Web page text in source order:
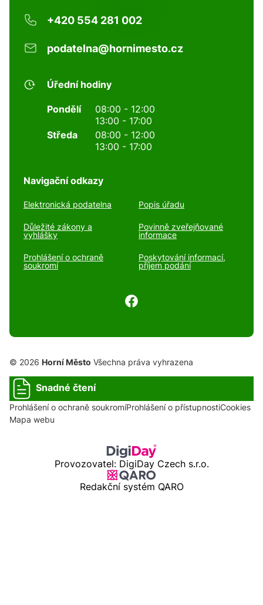
+420 554 281 002
podatelna@hornimesto.cz
Úřední hodiny
Pondělí
08:00 - 12:00
13:00 - 17:00
Středa
08:00 - 12:00
13:00 - 17:00
Navigační odkazy
Elektronická podatelna Popis úřadu
Důležité zákony a
vyhlášky
Povinně zveřejňované
informace
Prohlášení o ochraně
soukromí
Poskytování informací,
příjem podání
© 2026 Horní Město Všechna práva vyhrazena
Snadné čtení
Prohlášení o ochraně soukromíProhlášení o přístupnostiCookies
Mapa webu
Provozovatel: DigiDay Czech s.r.o.
Redakční systém QARO